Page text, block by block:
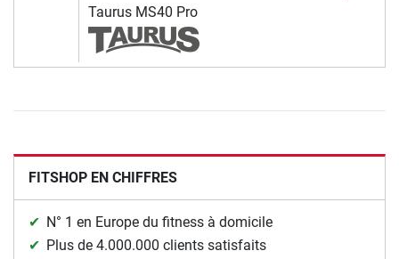
Taurus MS40 Pro
FITSHOP EN CHIFFRES
N° 1 en Europe du fitness à domicile
Plus de 4.000.000 clients satisfaits